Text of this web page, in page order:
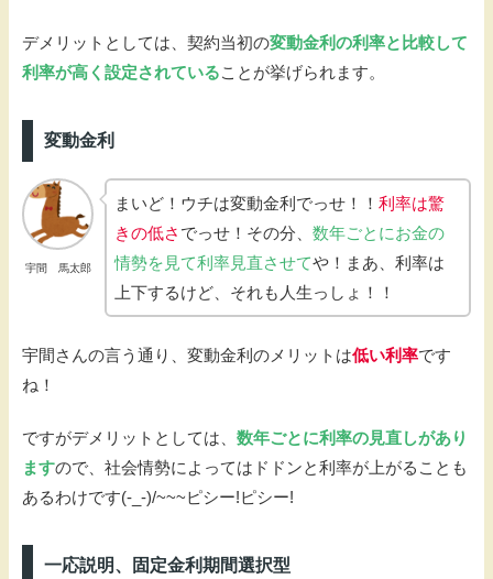
デメリットとしては、契約当初の変動金利の利率と比較して
利率が高く設定されていることが挙げられます。
変動金利
宇間 馬太郎
まいど！ウチは変動金利でっせ！！利率は驚
きの低さ でっせ！その分、数年ごとにお金の
情勢を見て利率見直させてや！まあ、利率は
上下するけど、それも人生っしょ！！
宇間さんの言う通り、変動金利のメリットは低い利率です
ね！
ですがデメリットとしては、 数年ごとに利率の見直しがあり
ますので、社会情勢によってはドドンと利率が上がることも
あるわけです(-_-)/~~~ピシー!ピシー!
一応説明、固定金利期間選択型